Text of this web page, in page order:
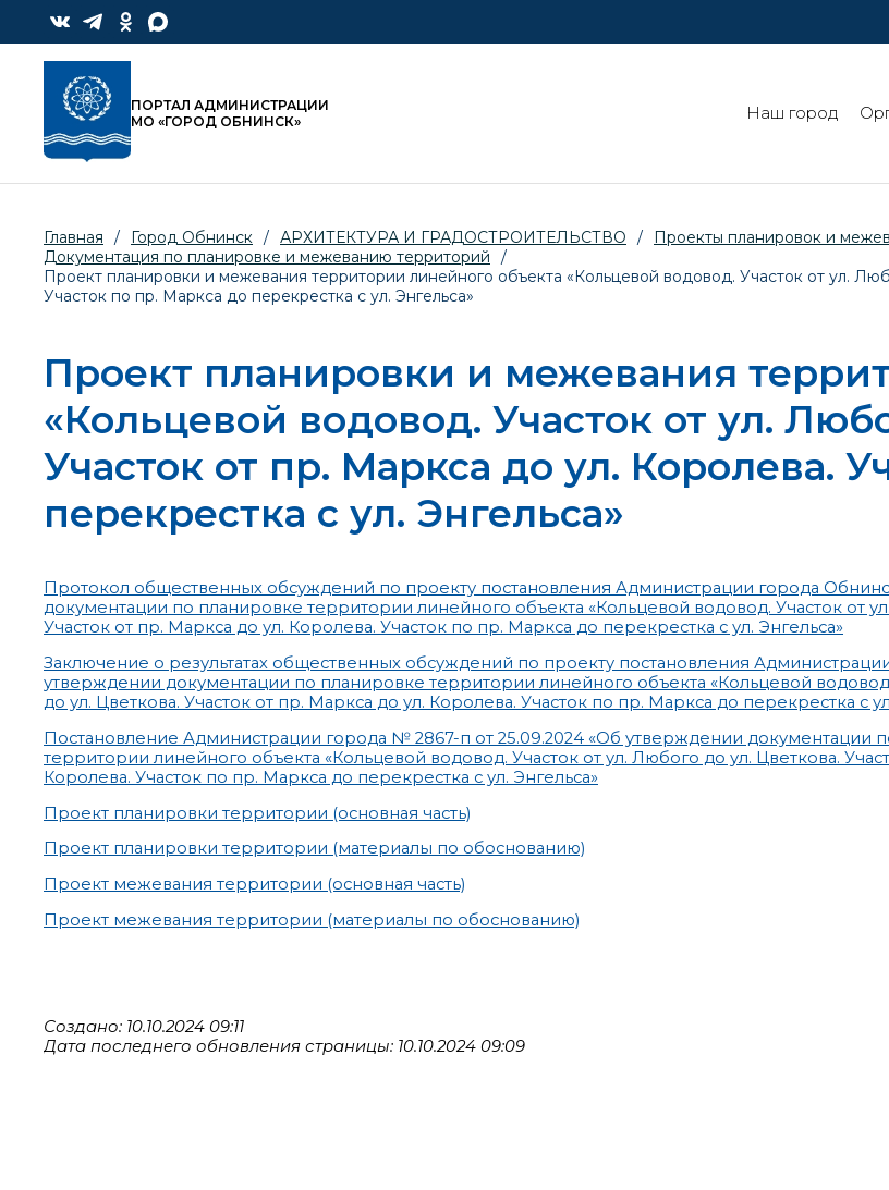
ПОРТАЛ АДМИНИСТРАЦИИ
МО «ГОРОД ОБНИНСК»
Наш город
Главная / Город Обнинск / АРХИТЕКТУРА И ГРАДОСТРОИТЕЛЬСТВО / Проекты планировок и
Документация по планировке и межеванию территорий
/
Проект планировки и межевания территории линейного объекта «Кольцевой водовод. Участок от ул.
Участок по пр. Маркса до перекрестка с ул. Энгельса»
Проект планировки и межевания
«Кольцевой водовод. Участок от ул.
Участок от пр. Маркса до ул. Королева.
перекрестка с ул. Энгельса»
Протокол общественных обсуждений по проекту постановления Администрации города
документации по планировке территории линейного объекта «Кольцевой водовод. Участок от
Участок от пр. Маркса до ул. Королева. Участок по пр. Маркса до перекрестка с ул. Энгельса»
Заключение о результатах общественных обсуждений по проекту постановления
утверждении документации по планировке территории линейного объекта «Кольцевой
до ул. Цветкова. Участок от пр. Маркса до ул. Королева. Участок по пр. Маркса до перекрестка с
Постановление Администрации города № 2867-п от 25.09.2024 «Об утверждении документации
территории линейного объекта «Кольцевой водовод. Участок от ул. Любого до ул. Цветкова.
Королева. Участок по пр. Маркса до перекрестка с ул. Энгельса»
Проект планировки территории (основная часть)
Проект планировки территории (материалы по обоснованию)
Проект межевания территории (основная часть)
Проект межевания территории (материалы по обоснованию)
Создано: 10.10.2024 09:11
Дата последнего обновления страницы: 10.10.2024 09:09